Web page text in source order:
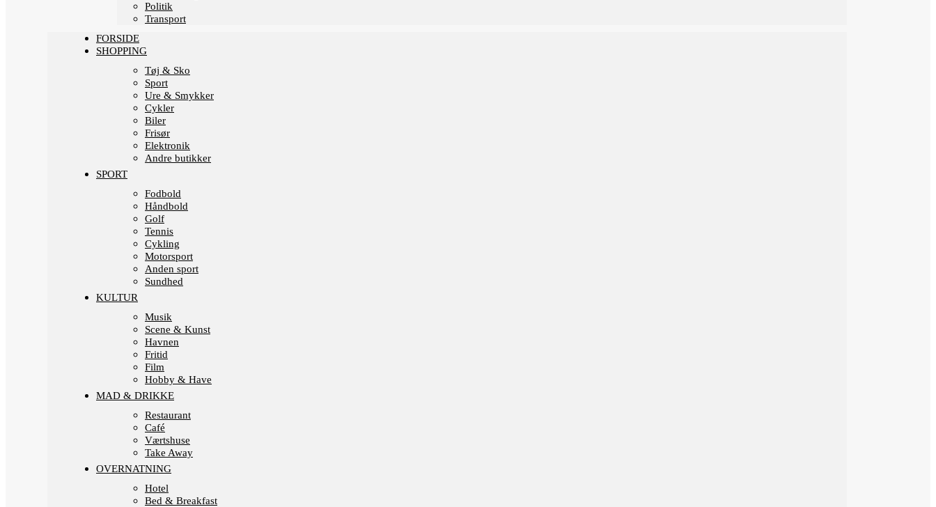
Politik
Transport
FORSIDE
SHOPPING
Tøj & Sko
Sport
Ure & Smykker
Cykler
Biler
Frisør
Elektronik
Andre butikker
SPORT
Fodbold
Håndbold
Golf
Tennis
Cykling
Motorsport
Anden sport
Sundhed
KULTUR
Musik
Scene & Kunst
Havnen
Fritid
Film
Hobby & Have
MAD & DRIKKE
Restaurant
Café
Værtshuse
Take Away
OVERNATNING
Hotel
Bed & Breakfast